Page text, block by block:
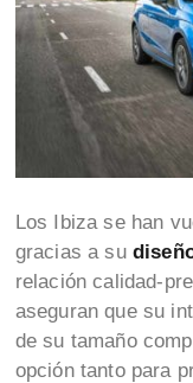
Los Ibiza se han
gracias a su
relación calidad-
aseguran que su
de su tamaño
opción tanto para